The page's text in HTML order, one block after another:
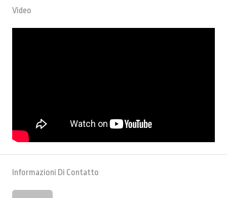
Video
Informazioni Di Contatto